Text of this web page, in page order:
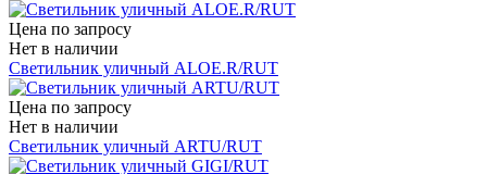
Цена по запросу
Нет в наличии
Светильник уличный ALOE.R/RUT
Цена по запросу
Нет в наличии
Светильник уличный ARTU/RUT